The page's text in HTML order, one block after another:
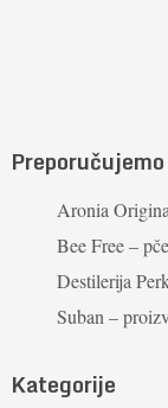
Aronia
Bee Free –
Destilerija
Suban –
Kategorije